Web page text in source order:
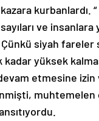
kurbanlardı. “
ve insanlara
siyah fareler
yüksek
etmesine izin